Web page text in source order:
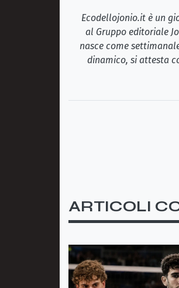
Ecodellojonio.it è un
al Gruppo editoriale
nasce come
dinamico, si attesta
ARTICOLI